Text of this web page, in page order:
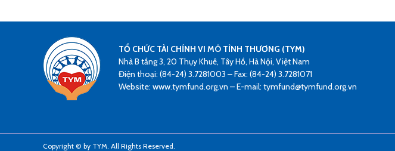
TỔ CHỨC TÀI CHÍNH VI MÔ TÌNH THƯƠNG (TYM)
Nhà B tầng 3, 20 Thụy Khuê, Tây Hồ, Hà Nội, Việt Nam
Điện thoại: (84-24) 3.7281003 – Fax: (84-24) 3.7281071
Website: www.tymfund.org.vn – E-mail: tymfund@tymfund.org.vn
Copyright © by TYM. All Rights Reserved.